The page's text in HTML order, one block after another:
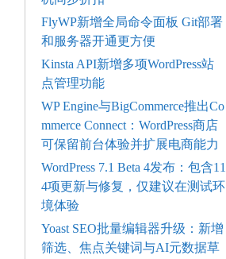
FlyWP新增全局命令面板 Git部署
和服务器开通更方便
Kinsta API新增多项WordPress站
点管理功能
WP Engine与BigCommerce推出Co
mmerce Connect：WordPress商店
可保留前台体验并扩展电商能力
WordPress 7.1 Beta 4发布：包含11
4项更新与修复，仅建议在测试环
境体验
Yoast SEO批量编辑器升级：新增
筛选、焦点关键词与AI元数据草